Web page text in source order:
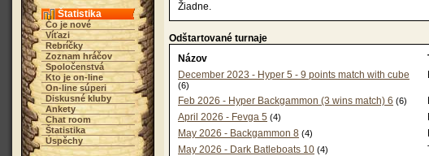
Štatistika
Čo je nové
Víťazi
Rebríčky
Zoznam hráčov
Spoločenstvá
Kto je on-line
On-line súperi
Diskusné kluby
Ankety
Chat room
Štatistika
Úspěchy
Žiadne.
Odštartované turnaje
Názov
December 2023 - Hyper 5 - 9 points match with cube
(6)
Feb 2026 - Hyper Backgammon (3 wins match) 6 (6)
April 2026 - Fevga 5 (4)
May 2026 - Backgammon 8 (4)
May 2026 - Dark Batleboats 10 (4)